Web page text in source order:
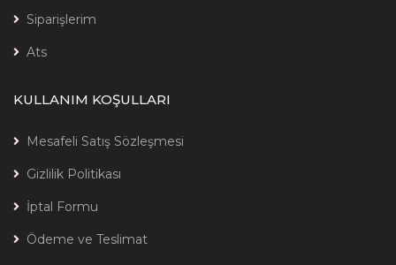
Siparişlerim
Ats
KULLANIM KOŞULLARI
Mesafeli Satış Sözleşmesi
Gizlilik Politikası
İptal Formu
Ödeme ve Teslimat